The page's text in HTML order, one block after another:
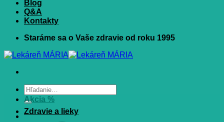
Blog
Q&A
Kontakty
Staráme sa o Vaše zdravie od roku 1995
Hľadať:
Akcia %
Zdravie a lieky